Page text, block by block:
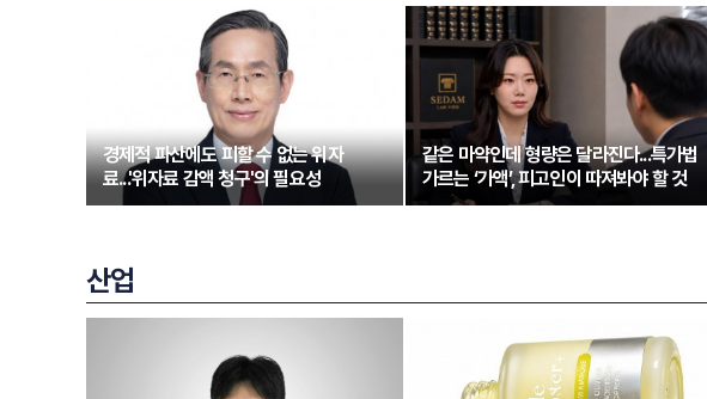
경제적 파산에도 피할 수 없는 위자
료...'위자료 감액 청구'의 필요성
같은 마약인데 형량은 달라진다...특가법
가르는 ‘가액’, 피고인이 따져봐야 할 것
산업